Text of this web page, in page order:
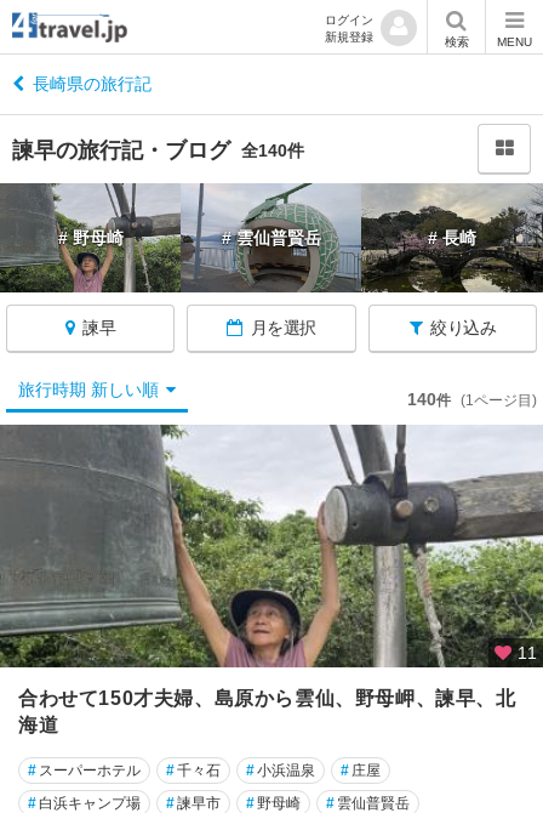
ログイン
新規登録
検索 MENU
長崎県の旅行記
諫早の旅行記・ブログ 全140件
# 野母崎 # 雲仙普賢岳 # 長崎
諫早 月を選択 絞り込み
へ
戻
長
崎
崎
諫
早
・
大
・
西
旅行時期 新しい順 140件 (1ページ目)
11
合わせて150才夫婦、島原から雲仙、野母岬、諫早、北
海道
# スーパーホテル #千々石 #小浜温泉 # 庄屋
# 白浜キャンプ場 #諫早市 #野母崎 # 雲仙普賢岳